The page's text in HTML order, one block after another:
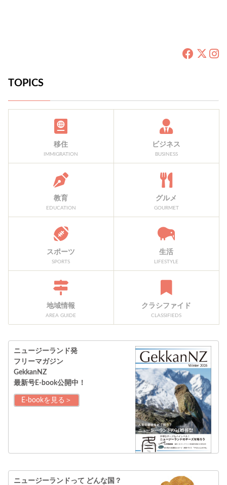
TOPICS
移住
IMMIGRATION
ビジネス
BUSINESS
教育
EDUCATION
グルメ
GOURMET
スポーツ
SPORTS
生活
LIFESTYLE
地域情報
AREA GUIDE
クラシファイド
CLASSIFIEDS
ニュージーランド発
フリーマガジン
GekkanNZ
最新号E-book公開中！
E-bookを見る＞
ニュージーランドって どんな国？